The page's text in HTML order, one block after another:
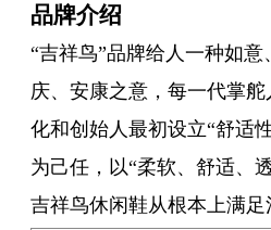
品牌介绍
“吉祥鸟”品牌给人一种如
庆、安康之意，每一代掌
化和创始人最初设立“舒适
为己任，以“柔软、舒适、
吉祥鸟休闲鞋从根本上满